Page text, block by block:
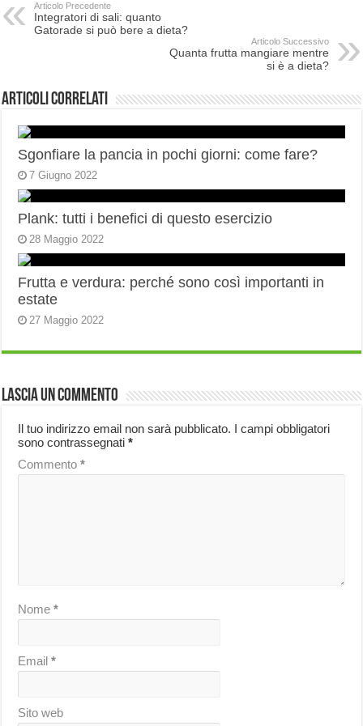
Articolo Precedente
Integratori di sali: quanto
Gatorade si può bere a dieta?
Articolo Successivo
Quanta frutta mangiare mentre
si è a dieta?
Articoli correlati
Sgonfiare la pancia in pochi giorni: come fare?
7 Giugno 2022
Plank: tutti i benefici di questo esercizio
28 Maggio 2022
Frutta e verdura: perché sono così importanti in
estate
27 Maggio 2022
Lascia un commento
Il tuo indirizzo email non sarà pubblicato. I campi obbligatori
sono contrassegnati*
Commento*
Nome*
Email*
Sito web